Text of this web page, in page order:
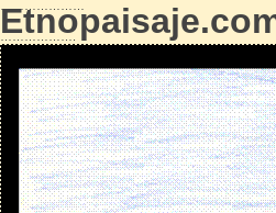
……………….